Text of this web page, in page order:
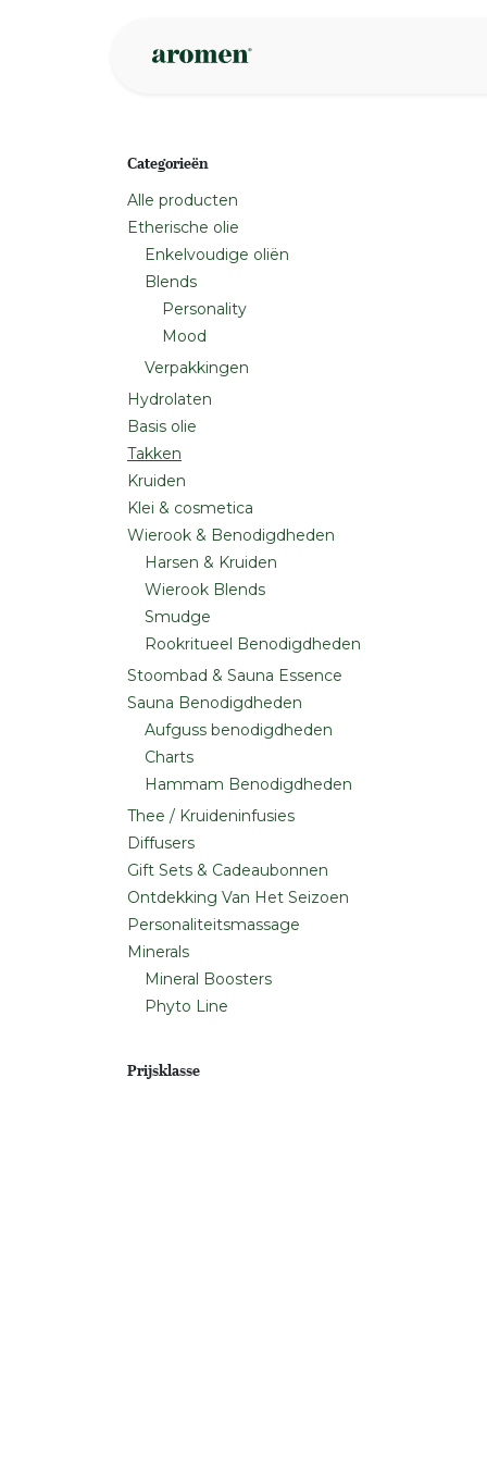
Categorieën
Alle producten
Etherische olie
Enkelvoudige oliën
Blends
Personality
Mood
Verpakkingen
Hydrolaten
Basis olie
Takken
Kruiden
Klei & cosmetica
Wierook & Benodigdheden
Harsen & Kruiden
Wierook Blends
Smudge
Rookritueel Benodigdheden
Stoombad & Sauna Essence
Sauna Benodigdheden
Aufguss benodigdheden
Charts
Hammam Benodigdheden
Thee / Kruideninfusies
Diffusers
Gift Sets & Cadeaubonnen
Ontdekking Van Het Seizoen
Personaliteitsmassage
Minerals
Mineral Boosters
Phyto Line
Prijsklasse